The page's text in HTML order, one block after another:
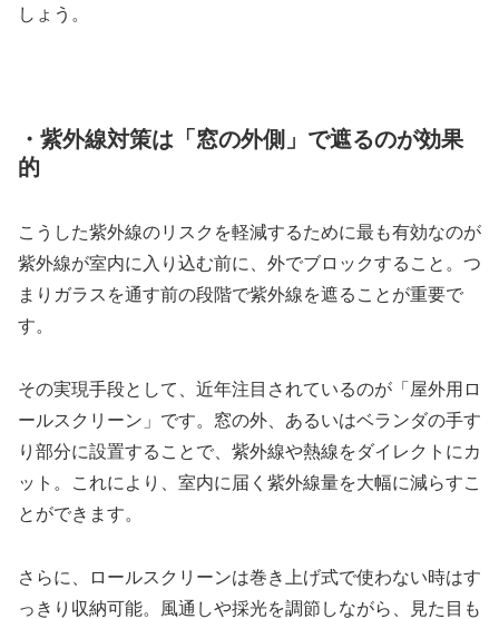
しょう。
・紫外線対策は「窓の外側」で遮るのが効果
的
こうした紫外線のリスクを軽減するために最も有効なのが
紫外線が室内に入り込む前に、外でブロックすること。つ
まりガラスを通す前の段階で紫外線を遮ることが重要で
す。
その実現手段として、近年注目されているのが「屋外用ロ
ールスクリーン」です。窓の外、あるいはベランダの手す
り部分に設置することで、紫外線や熱線をダイレクトにカ
ット。これにより、室内に届く紫外線量を大幅に減らすこ
とができます。
さらに、ロールスクリーンは巻き上げ式で使わない時はす
っきり収納可能。風通しや採光を調節しながら、見た目も